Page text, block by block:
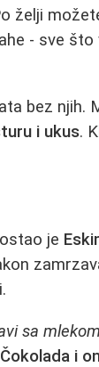
želji
- sve što
bez njih.
i ukus.
je
sa
i